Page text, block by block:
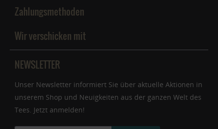
Zahlungsmethoden
Wir verschicken mit
NEWSLETTER
Unser Newsletter informiert Sie über aktuelle Aktionen in
unserem Shop und Neuigkeiten aus der ganzen Welt des
Tees. Jetzt anmelden!